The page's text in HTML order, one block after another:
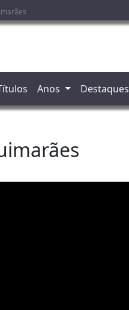
Anos Destaques